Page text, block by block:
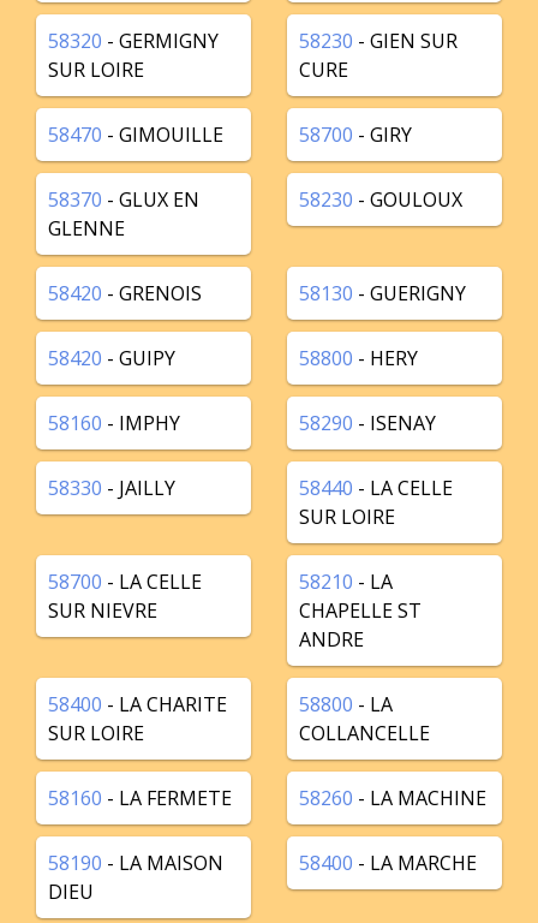
58320 - GERMIGNY
SUR LOIRE
58230 - GIEN SUR
CURE
58470 - GIMOUILLE 58700 - GIRY
58370 - GLUX EN
GLENNE
58230 - GOULOUX
58420 - GRENOIS 58130 - GUERIGNY
58420 - GUIPY 58800 - HERY
58160 - IMPHY 58290 - ISENAY
58330 - JAILLY 58440 - LA CELLE
SUR LOIRE
58700 - LA CELLE
SUR NIEVRE
58210 - LA
CHAPELLE ST
ANDRE
58400 - LA CHARITE
SUR LOIRE
58800 - LA
COLLANCELLE
58160 - LA FERMETE 58260 - LA MACHINE
58190 - LA MAISON
DIEU
58400 - LA MARCHE